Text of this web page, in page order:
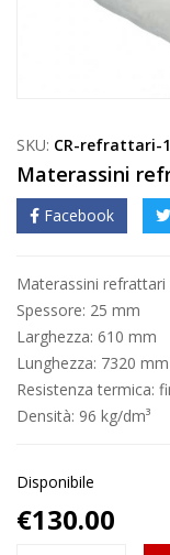
SKU: CR-refrattari-
Materassini
Facebook
Materassini refrattari
Spessore: 25 mm
Larghezza: 610 mm
Lunghezza: 7320 mm
Resistenza termica:
Densità: 96 kg/dm³
Disponibile
€130.00